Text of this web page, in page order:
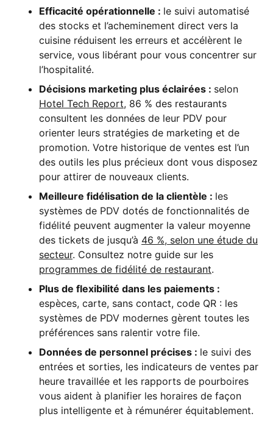
Efficacité opérationnelle : le suivi automatisé
des stocks et l’acheminement direct vers la
cuisine réduisent les erreurs et accélèrent le
service, vous libérant pour vous concentrer sur
l’hospitalité.
Décisions marketing plus éclairées : selon
Hotel Tech Report, 86 % des restaurants
consultent les données de leur PDV pour
orienter leurs stratégies de marketing et de
promotion. Votre historique de ventes est l’un
des outils les plus précieux dont vous disposez
pour attirer de nouveaux clients.
Meilleure fidélisation de la clientèle : les
systèmes de PDV dotés de fonctionnalités de
fidélité peuvent augmenter la valeur moyenne
des tickets de jusqu’à 46 %, selon une étude du
secteur. Consultez notre guide sur les
programmes de fidélité de restaurant.
Plus de flexibilité dans les paiements :
espèces, carte, sans contact, code QR : les
systèmes de PDV modernes gèrent toutes les
préférences sans ralentir votre file.
Données de personnel précises : le suivi des
entrées et sorties, les indicateurs de ventes par
heure travaillée et les rapports de pourboires
vous aident à planifier les horaires de façon
plus intelligente et à rémunérer équitablement.